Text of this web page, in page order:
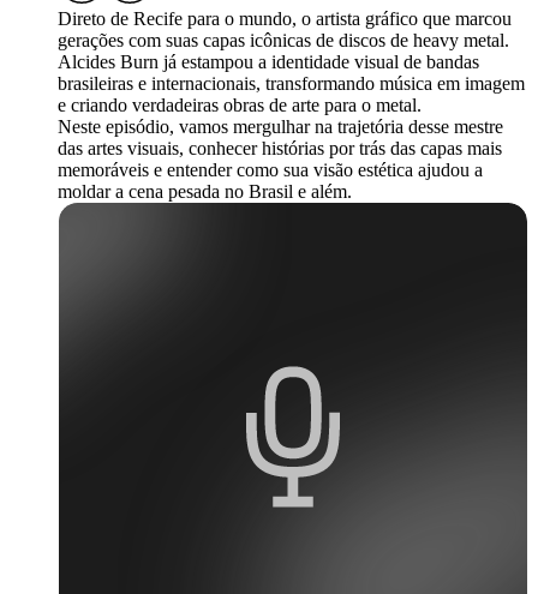
Direto de Recife para o mundo, o artista gráfico que marcou
gerações com suas capas icônicas de discos de heavy metal.
Alcides Burn já estampou a identidade visual de bandas
brasileiras e internacionais, transformando música em imagem
e criando verdadeiras obras de arte para o metal.
Neste episódio, vamos mergulhar na trajetória desse mestre
das artes visuais, conhecer histórias por trás das capas mais
memoráveis e entender como sua visão estética ajudou a
moldar a cena pesada no Brasil e além.